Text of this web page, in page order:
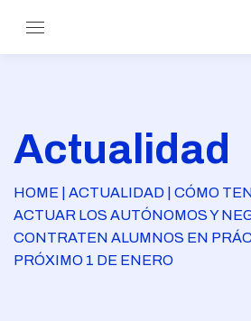
Actualidad
HOME | ACTUALIDAD | CÓMO
ACTUAR LOS AUTÓNOMOS Y
CONTRATEN ALUMNOS EN
PRÓXIMO 1 DE ENERO